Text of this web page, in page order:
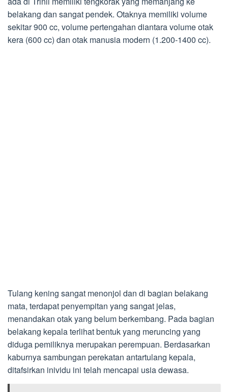
belakang dan sangat pendek. Otaknya memiliki volume
sekitar 900 cc, volume pertengahan diantara volume otak
kera (600 cc) dan otak manusia modern (1.200-1400 cc).
Tulang kening sangat menonjol dan di bagian belakang
mata, terdapat penyempitan yang sangat jelas,
menandakan otak yang belum berkembang. Pada bagian
belakang kepala terlihat bentuk yang meruncing yang
diduga pemiliknya merupakan perempuan. Berdasarkan
kaburnya sambungan perekatan antartulang kepala,
ditafsirkan inividu ini telah mencapai usia dewasa.